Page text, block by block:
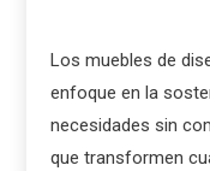
Los muebles de
enfoque en la
necesidades sin
que transformen